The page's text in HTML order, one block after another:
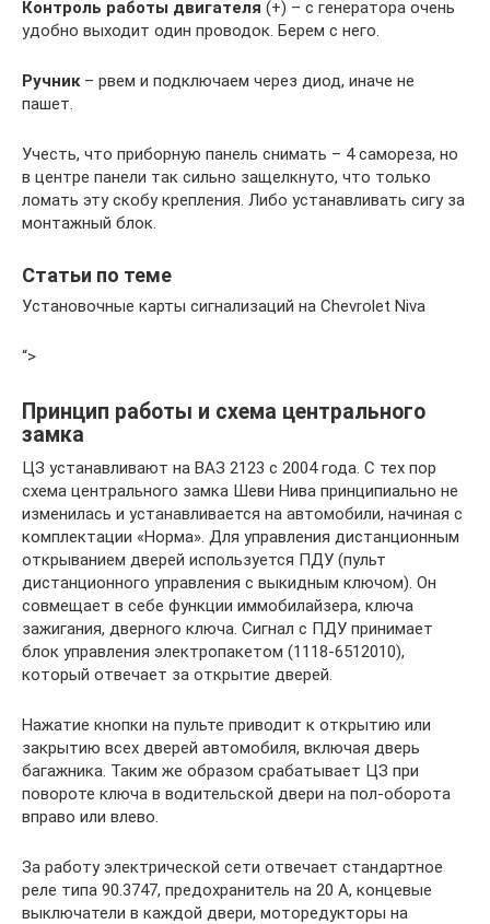
Контроль работы двигателя (+) – с генератора очень
удобно выходит один проводок. Берем с него.
Ручник – рвем и подключаем через диод, иначе не
пашет.
Учесть, что приборную панель снимать – 4 самореза, но
в центре панели так сильно защелкнуто, что только
ломать эту скобу крепления. Либо устанавливать сигу за
монтажный блок.
Статьи по теме
Установочные карты сигнализаций на Chevrolet Niva
“>
Принцип работы и схема центрального
замка
ЦЗ устанавливают на ВАЗ 2123 с 2004 года. С тех пор
схема центрального замка Шеви Нива принципиально не
изменилась и устанавливается на автомобили, начиная с
комплектации «Норма». Для управления дистанционным
открыванием дверей используется ПДУ (пульт
дистанционного управления с выкидным ключом). Он
совмещает в себе функции иммобилайзера, ключа
зажигания, дверного ключа. Сигнал с ПДУ принимает
блок управления электропакетом (1118-6512010),
который отвечает за открытие дверей.
Нажатие кнопки на пульте приводит к открытию или
закрытию всех дверей автомобиля, включая дверь
багажника. Таким же образом срабатывает ЦЗ при
повороте ключа в водительской двери на пол-оборота
вправо или влево.
За работу электрической сети отвечает стандартное
реле типа 90.3747, предохранитель на 20 А, концевые
выключатели в каждой двери, моторедукторы на